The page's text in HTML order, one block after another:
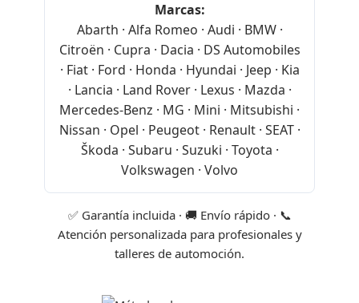
Marcas:
Abarth · Alfa Romeo · Audi · BMW ·
Citroën · Cupra · Dacia · DS Automobiles
· Fiat · Ford · Honda · Hyundai · Jeep · Kia
· Lancia · Land Rover · Lexus · Mazda ·
Mercedes-Benz · MG · Mini · Mitsubishi ·
Nissan · Opel · Peugeot · Renault · SEAT ·
Škoda · Subaru · Suzuki · Toyota ·
Volkswagen · Volvo
✅ Garantía incluida · 🚚 Envío rápido · 📞
Atención personalizada para profesionales y
talleres de automoción.